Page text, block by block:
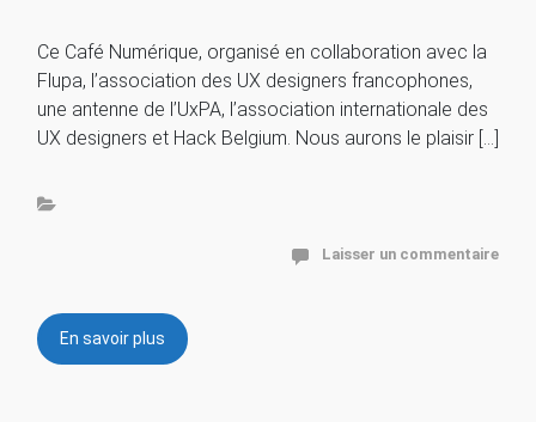
Ce Café Numérique, organisé en collaboration avec la
Flupa, l’association des UX designers francophones,
une antenne de l’UxPA, l’association internationale des
UX designers et Hack Belgium. Nous aurons le plaisir […]
Laisser un commentaire
En savoir plus